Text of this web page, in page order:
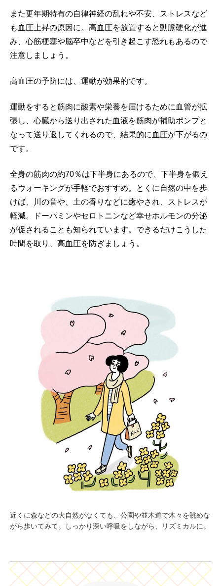
また更年期特有の自律神経の乱れや不安、ストレスなど
も血圧上昇の原因に。高血圧を放置すると動脈硬化が進
み、心筋梗塞や脳卒中などを引き起こす恐れもあるので
注意しましょう。
高血圧の予防には、運動が効果的です。
運動をすると筋肉に酸素や栄養を届けるために血管が拡
張し、心臓から送り出された血液を筋肉が補助ポンプと
なって送り返してくれるので、結果的に血圧が下がるの
です。
全身の筋肉の約70％は下半身にあるので、下半身を鍛え
るウォーキングが手軽でおすすめ。とくに自然の中を歩
けば、川の音や、土の香りなどに癒やされ、ストレスが
軽減。ドーパミンやセロトニンなど幸せホルモンの分泌
が促されることも知られています。できるだけこうした
時間を取り、高血圧を防ぎましょう。
近くに森などの大自然がなくても、公園や並木道で木々を眺めな
がら歩いてみて。しっかり深い呼吸をしながら、リズミカルに。